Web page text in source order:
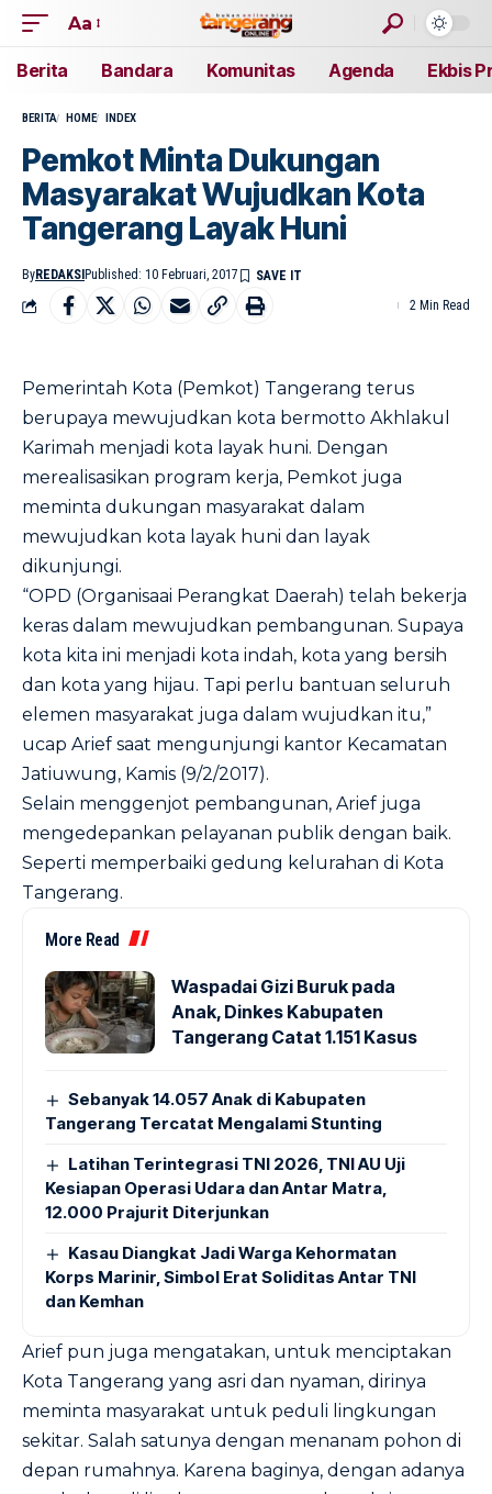
Aa
Berita Bandara Komunitas Agenda Ekbis
BERITA HOME INDEX
Pemkot Minta Dukungan
Masyarakat Wujudkan Kota
Tangerang Layak Huni
ByREDAKSI Published: 10 Februari, 2017
2 Min Read
Pemerintah Kota (Pemkot) Tangerang terus
berupaya mewujudkan kota bermotto Akhlakul
Karimah menjadi kota layak huni. Dengan
merealisasikan program kerja, Pemkot juga
meminta dukungan masyarakat dalam
mewujudkan kota layak huni dan layak
dikunjungi.
“OPD (Organisaai Perangkat Daerah) telah bekerja
keras dalam mewujudkan pembangunan. Supaya
kota kita ini menjadi kota indah, kota yang bersih
dan kota yang hijau. Tapi perlu bantuan seluruh
elemen masyarakat juga dalam wujudkan itu,”
ucap Arief saat mengunjungi kantor Kecamatan
Jatiuwung, Kamis (9/2/2017).
Selain menggenjot pembangunan, Arief juga
mengedepankan pelayanan publik dengan baik.
Seperti memperbaiki gedung kelurahan di Kota
Tangerang.
More Read
Waspadai Gizi Buruk pada
Anak, Dinkes Kabupaten
Tangerang Catat 1.151 Kasus
Sebanyak 14.057 Anak di Kabupaten
Tangerang Tercatat Mengalami Stunting
Latihan Terintegrasi TNI 2026, TNI AU Uji
Kesiapan Operasi Udara dan Antar Matra,
12.000 Prajurit Diterjunkan
Kasau Diangkat Jadi Warga Kehormatan
Korps Marinir, Simbol Erat Soliditas Antar TNI
dan Kemhan
Arief pun juga mengatakan, untuk menciptakan
Kota Tangerang yang asri dan nyaman, dirinya
meminta masyarakat untuk peduli lingkungan
sekitar. Salah satunya dengan menanam pohon di
depan rumahnya. Karena baginya, dengan adanya